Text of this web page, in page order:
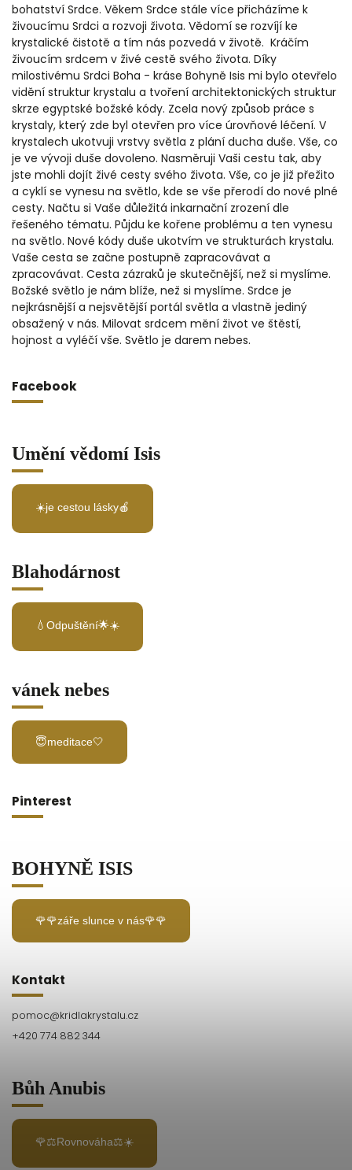
bohatství Srdce. Věkem Srdce stále více přicházíme k
živoucímu Srdci a rozvoji života. Vědomí se rozvíjí ke
krystalické čistotě a tím nás pozvedá v životě. Kráčím
živoucím srdcem v živé cestě svého života. Díky
milostivému Srdci Boha - kráse Bohyně Isis mi bylo otevřelo
vidění struktur krystalu a tvoření architektonických struktur
skrze egyptské božské kódy. Zcela nový způsob práce s
krystaly, který zde byl otevřen pro více úrovňové léčení. V
krystalech ukotvuji vrstvy světla z plání ducha duše. Vše, co
je ve vývoji duše dovoleno. Nasměruji Vaši cestu tak, aby
jste mohli dojít živé cesty svého života. Vše, co je již přežito
a cyklí se vynesu na světlo, kde se vše přerodí do nové plné
cesty. Načtu si Vaše důležitá inkarnační zrození dle
řešeného tématu. Půjdu ke kořene problému a ten vynesu
na světlo. Nové kódy duše ukotvím ve strukturách krystalu.
Vaše cesta se začne postupně zapracovávat a
zpracovávat. Cesta zázraků je skutečnější, než si myslíme.
Božské světlo je nám blíže, než si myslíme. Srdce je
nejkrásnější a nejsvětější portál světla a vlastně jediný
obsažený v nás. Milovat srdcem mění život ve štěstí,
hojnost a vyléčí vše. Světlo je darem nebes.
Facebook
Umění vědomí Isis
☀️je cestou lásky🍎
Blahodárnost
💧Odpuštění🌟☀️
vánek nebes
😇meditace🤍
Pinterest
BOHYNĚ ISIS
🌹🌹záře slunce v nás🌹🌹
Kontakt
pomoc@kridlakrystalu.cz
+420 774 882 344
Bůh Anubis
🌹⚖️Rovnováha⚖️☀️